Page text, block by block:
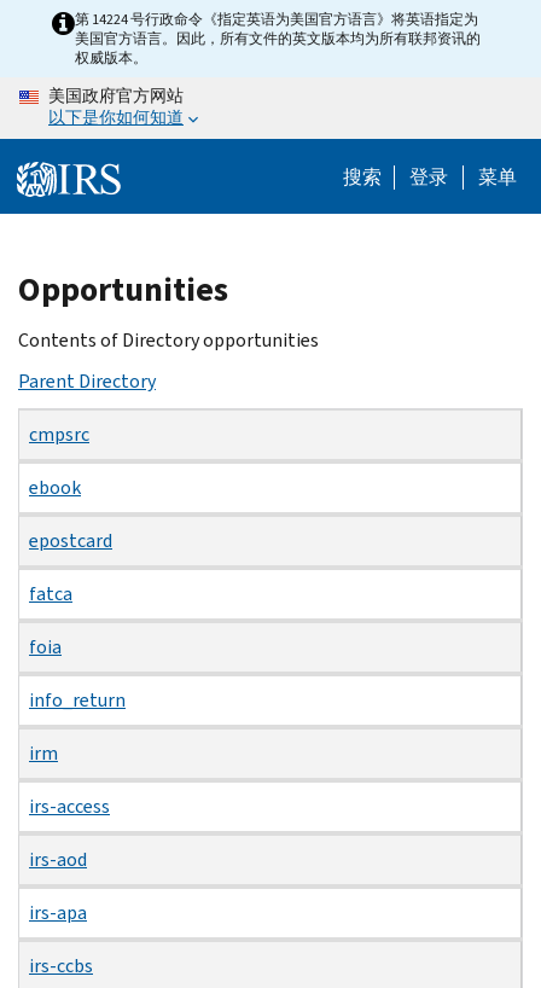
content
第 14224 号行政命令《指定英语为美国官方语言》将英语指定为
美国官方语言。因此，所有文件的英文版本均为所有联邦资讯的
权威版本。
美国政府官方网站
以下是你如何知道
搜索 登录 菜单
Beginning
of
main
Opportunities
Contents of Directory opportunities
Parent Directory
cmpsrc
ebook
epostcard
fatca
foia
info_return
irm
irs-access
irs-aod
irs-apa
irs-ccbs